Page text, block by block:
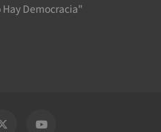
Democracia"